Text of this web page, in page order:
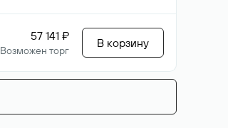
57 141 ₽
Возможен торг
В корзину